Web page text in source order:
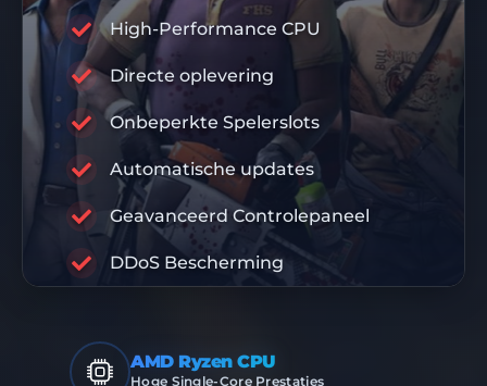
High-Performance CPU
Directe oplevering
Onbeperkte Spelerslots
Automatische updates
Geavanceerd Controlepaneel
DDoS Bescherming
10% KORTINGSCODE
DIS10
RABISU
PREMIUM INFRASTRUCTUUR
AMD Ryzen CPU
Hoge Single-Core Prestaties